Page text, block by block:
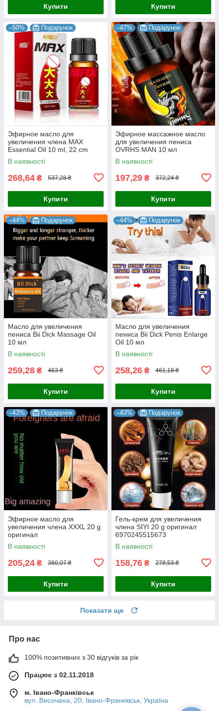
Купити Купити
–50% Подарунок
Эфирное масло для
увеличения члена MAX
Essential Oil 10 ml, 22 cm
В наявності
268,64 ₴ 537,28 ₴
Купити
–47% Подарунок
Эфирное массажное масло
для увеличения пениса
OVRHS MAN 10 мл
В наявності
197,29 ₴ 372,24 ₴
Купити
–44% Подарунок
Масло для увеличения
пениса Bii Dick Massage Oil
10 мл
В наявності
259,28 ₴ 463 ₴
Купити
–44% Подарунок
Масло для увеличения
пениса Bii Dick Penis Enlarge
Oil 10 мл
В наявності
258,26 ₴ 461,18 ₴
Купити
–43% Подарунок
Эфирное масло для
увеличения члена XXXL 20 g
оригинал
В наявності
205,24 ₴ 360,07 ₴
Купити
–43% Подарунок
Гель-крем для увеличения
члена SIYI 20 g оригинал
6970245515673
В наявності
158,76 ₴ 278,53 ₴
Купити
Показати ще
Про нас
100% позитивних з 30 відгуків за рік
Працює з 02.11.2018
м. Івано-Франківськ
вул. Височана, 20, Івано-Франківськ, Україна